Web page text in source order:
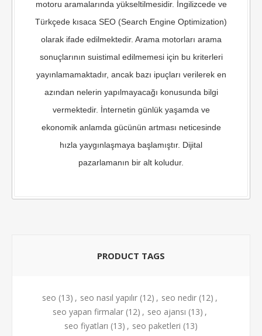
motoru aramalarında yükseltilmesidir. İngilizcede ve
Türkçede kısaca SEO (Search Engine Optimization)
olarak ifade edilmektedir. Arama motorları arama
sonuçlarının suistimal edilmemesi için bu kriterleri
yayınlamamaktadır, ancak bazı ipuçları verilerek en
azından nelerin yapılmayacağı konusunda bilgi
vermektedir. İnternetin günlük yaşamda ve
ekonomik anlamda gücünün artması neticesinde
hızla yaygınlaşmaya başlamıştır. Dijital
pazarlamanın bir alt koludur.
PRODUCT TAGS
seo (13) , seo nasıl yapılır (12) , seo nedir (12) ,
seo yapan firmalar (12) , seo ajansı (13) ,
seo fiyatları (13) , seo paketleri (13)